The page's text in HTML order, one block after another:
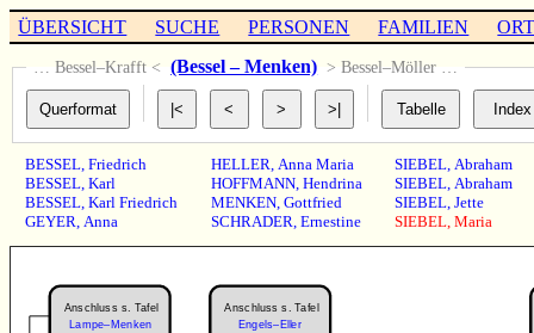
ÜBERSICHT SUCHE PERSONEN FAMILIEN
… Bessel–Krafft < (Bessel – Menken) > Bessel–Möller …
BESSEL,Friedrich
BESSEL,Karl
BESSEL,Karl Friedrich
GEYER,Anna
HELLER, Anna Maria
HOFFMANN, Hendrina
MENKEN, Gottfried
SCHRADER, Ernestine
SIEBEL, Abraham
SIEBEL, Abraham
SIEBEL, Jette
SIEBEL, Maria
Anschluss s. Tafel
Engels–Eller
Anschluss s. Tafel
Lampe–Menken